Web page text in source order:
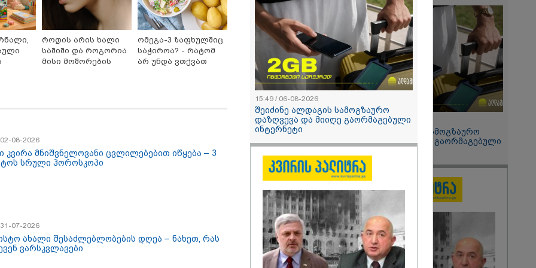
სწორედ ეგ იყო
ისტორიული
და რაც
ჯარით ვერ აიღო,
- მიხეილ
რაიმეში არ მეპარება
ეჭვი, გიორგი ბარამიძის
პატრიოტიზმია" - ნიკა
გვარამია
08-2026
მშვიდი
კახა კალაძე
"სტუმართმოყვარე ხალხი
ვართ - რუსს, ყაზახს,
უკრაინელს,
შვეიცარიელს,
იტალიელს, ამერიკელს,
შეუძლია ჩამოვიდეს,
დახარჯოს ფული... არავინ
შეზღუდული არაა" -
კალაძე
15:49 / 06-08-2026
შეიძინე ალდაგის სამოგზაურო
დაზღვევა და მიიღე გაორმაგებული
როდის არის ხალი
საშიში და როგორია
მისი მოშორების
ომეგა-3 ზაფხულშიც
საჭიროა? - რატომ
არ უნდა ვთქვათ
08-2026
კვირა მნიშვნელოვანი ცვლილებებით იწყება – 3
სრული ჰოროსკოპი
07-2026
ახალი შესაძლებლობების დღეა – ნახეთ, რას
ვარსკვლავები
15:49 / 06-08-2026
შეიძინე ალდაგის სამოგზაურო
დაზღვევა და მიიღე გაორმაგებული
ინტერნეტი